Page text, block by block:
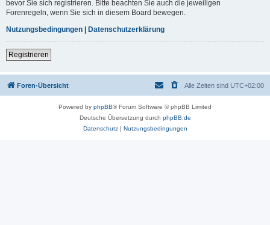
bevor Sie sich registrieren. Bitte beachten Sie auch die jeweiligen
Forenregeln, wenn Sie sich in diesem Board bewegen.
Nutzungsbedingungen | Datenschutzerklärung
Registrieren
Foren-Übersicht Alle Zeiten sind UTC+02:00
Powered by phpBB® Forum Software © phpBB Limited
Deutsche Übersetzung durch phpBB.de
Datenschutz| Nutzungsbedingungen